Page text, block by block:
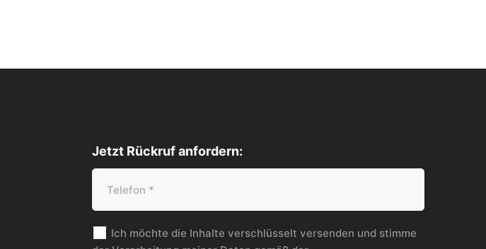
Jetzt Rückruf anfordern:
Ich möchte die Inhalte verschlüsselt versenden und stimme